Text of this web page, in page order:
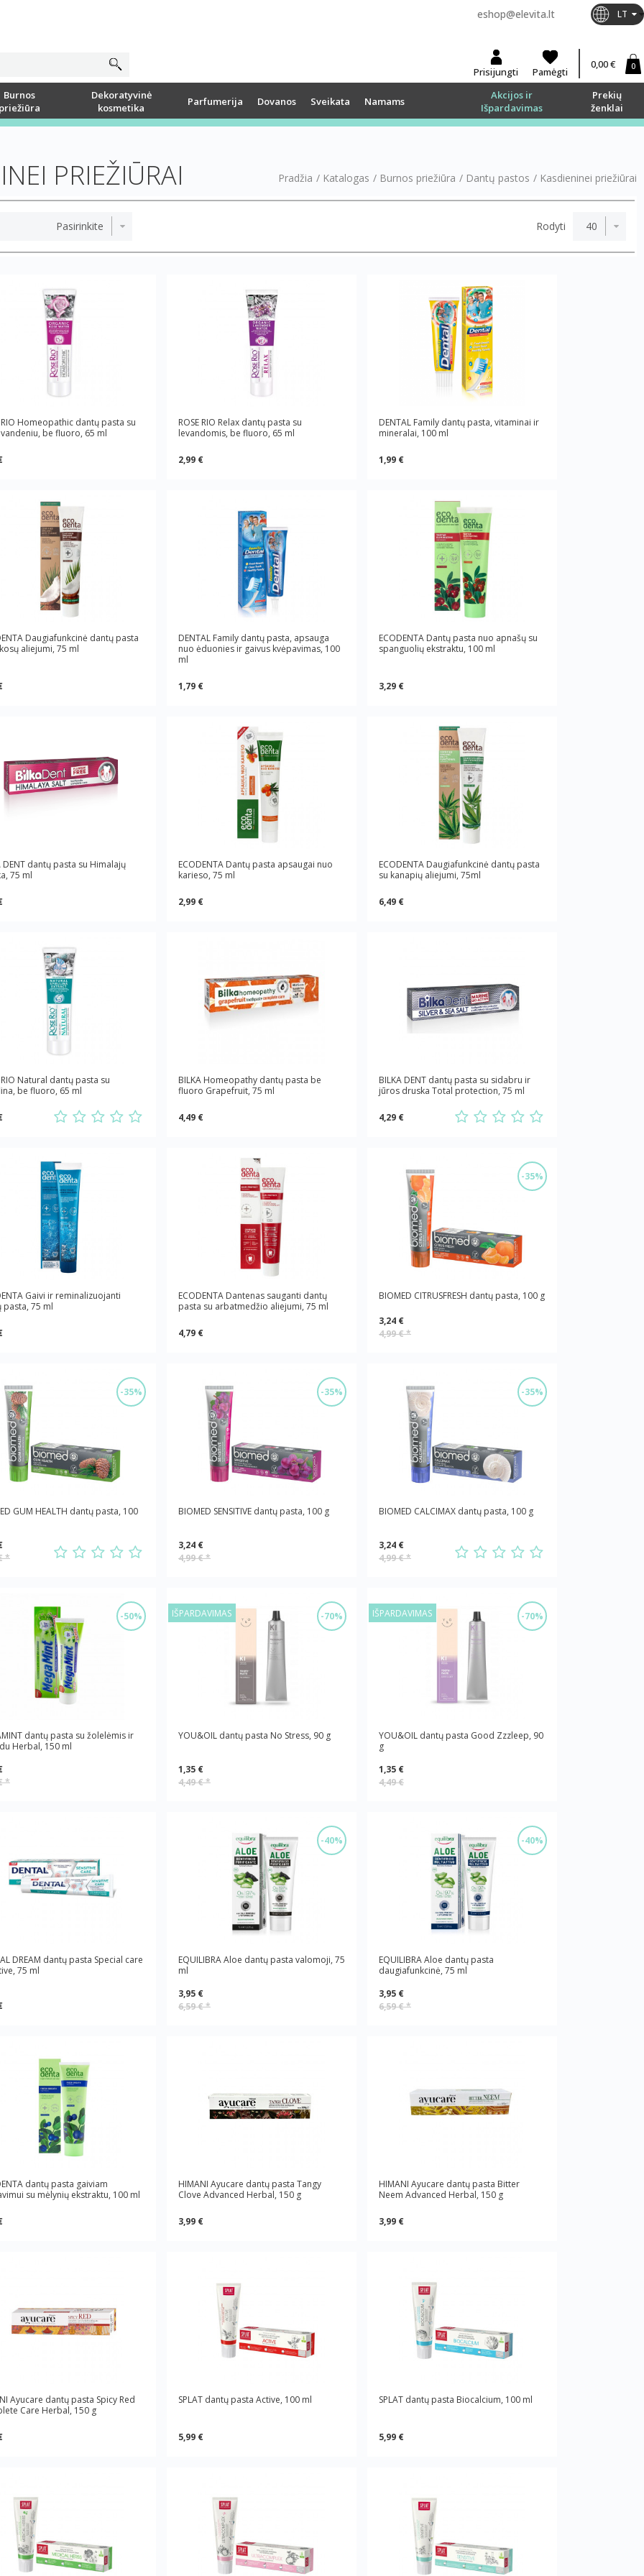
eshop@elevita.lt LT
Prisijungti Pamėgti
0,00 € 0
Burnos
priežiūra
Dekoratyvinė
kosmetika
Parfumerija Dovanos Sveikata Namams
Akcijos ir
Išpardavimas
Prekių
ženklai
PRIEŽIŪRAI Pradžia / Katalogas / Burnos priežiūra / Dantų pastos / Kasdieninei priežiūrai
Rodyti
RIO Homeopathic dantų pasta su
be fluoro, 65 ml
ROSE RIO Relax dantų pasta su
levandomis, be fluoro, 65 ml
2,99 €
DENTAL Family dantų pasta, vitaminai ir
mineralai, 100 ml
1,99 €
Daugiafunkcinė dantų pasta
aliejumi, 75 ml
DENTAL Family dantų pasta, apsauga
nuo ėduonies ir gaivus kvėpavimas, 100
ml
1,79 €
ECODENTA Dantų pasta nuo apnašų su
spanguolių ekstraktu, 100 ml
3,29 €
DENT dantų pasta su Himalajų
75 ml
ECODENTA Dantų pasta apsaugai nuo
karieso, 75 ml
2,99 €
ECODENTA Daugiafunkcinė dantų pasta
su kanapių aliejumi, 75ml
6,49 €
RIO Natural dantų pasta su
be fluoro, 65 ml
BILKA Homeopathy dantų pasta be
fluoro Grapefruit, 75 ml
4,49 €
BILKA DENT dantų pasta su sidabru ir
jūros druska Total protection, 75 ml
4,29 €
Gaivi ir reminalizuojanti
pasta, 75 ml
ECODENTA Dantenas sauganti dantų
pasta su arbatmedžio aliejumi, 75 ml
4,79 €
-35%
BIOMED CITRUSFRESH dantų pasta, 100 g
3,24 €
4,99 €*
-35%
GUM HEALTH dantų pasta, 100
*
-35%
BIOMED SENSITIVE dantų pasta, 100 g
3,24 €
4,99 €*
-35%
BIOMED CALCIMAX dantų pasta, 100 g
3,24 €
4,99 €*
-50%
dantų pasta su žolelėmis ir
Herbal, 150 ml
*
-70%
IŠPARDAVIMAS
YOU&OIL dantų pasta No Stress, 90 g
1,35 €
4,49 €*
-70%
IŠPARDAVIMAS
YOU&OIL dantų pasta Good Zzzleep, 90
g
1,35 €
4,49 €
DREAM dantų pasta Special care
75 ml
-40%
EQUILIBRA Aloe dantų pasta valomoji, 75
ml
3,95 €
6,59 €*
-40%
EQUILIBRA Aloe dantų pasta
daugiafunkcinė, 75 ml
3,95 €
6,59 €*
dantų pasta gaiviam
su mėlynių ekstraktu, 100 ml
HIMANI Ayucare dantų pasta Tangy
Clove Advanced Herbal, 150 g
3,99 €
HIMANI Ayucare dantų pasta Bitter
Neem Advanced Herbal, 150 g
3,99 €
Ayucare dantų pasta Spicy Red
Care Herbal, 150 g
SPLAT dantų pasta Active, 100 ml
5,99 €
SPLAT dantų pasta Biocalcium, 100 ml
5,99 €